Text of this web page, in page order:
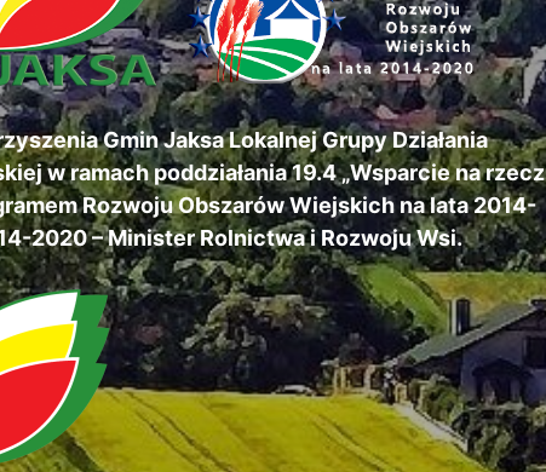
Gmin Jaksa Lokalnej Grupy Działania
w ramach poddziałania 19.4 „Wsparcie na rzecz
Rozwoju Obszarów Wiejskich na lata 2014-
2020 – Minister Rolnictwa i Rozwoju Wsi.